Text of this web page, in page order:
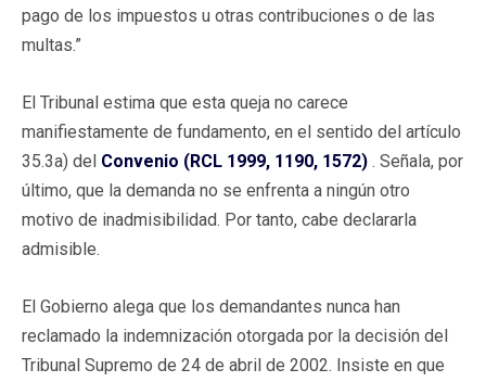
pago de los impuestos u otras contribuciones o de las
multas.”
El Tribunal estima que esta queja no carece
manifiestamente de fundamento, en el sentido del artículo
35.3a) del Convenio (RCL 1999, 1190, 1572) . Señala, por
último, que la demanda no se enfrenta a ningún otro
motivo de inadmisibilidad. Por tanto, cabe declararla
admisible.
El Gobierno alega que los demandantes nunca han
reclamado la indemnización otorgada por la decisión del
Tribunal Supremo de 24 de abril de 2002. Insiste en que